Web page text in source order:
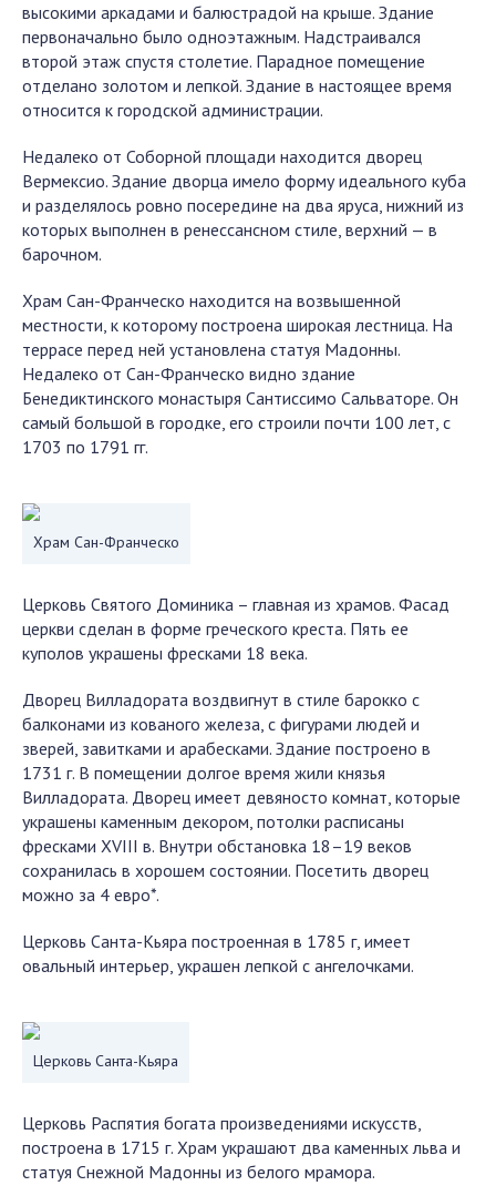
высокими аркадами и балюстрадой на крыше. Здание
первоначально было одноэтажным. Надстраивался
второй этаж спустя столетие. Парадное помещение
отделано золотом и лепкой. Здание в настоящее время
относится к городской администрации.
Недалеко от Соборной площади находится дворец
Вермексио. Здание дворца имело форму идеального куба
и разделялось ровно посередине на два яруса, нижний из
которых выполнен в ренессансном стиле, верхний — в
барочном.
Храм Сан-Франческо находится на возвышенной
местности, к которому построена широкая лестница. На
террасе перед ней установлена статуя Мадонны.
Недалеко от Сан-Франческо видно здание
Бенедиктинского монастыря Сантиссимо Сальваторе. Он
самый большой в городке, его строили почти 100 лет, с
1703 по 1791 гг.
Храм Сан-Франческо
Церковь Святого Доминика – главная из храмов. Фасад
церкви сделан в форме греческого креста. Пять ее
куполов украшены фресками 18 века.
Дворец Вилладората воздвигнут в стиле барокко с
балконами из кованого железа, с фигурами людей и
зверей, завитками и арабесками. Здание построено в
1731 г. В помещении долгое время жили князья
Вилладората. Дворец имеет девяносто комнат, которые
украшены каменным декором, потолки расписаны
фресками XVIII в. Внутри обстановка 18–19 веков
сохранилась в хорошем состоянии. Посетить дворец
можно за 4 евро*.
Церковь Санта-Кьяра построенная в 1785 г, имеет
овальный интерьер, украшен лепкой с ангелочками.
Церковь Санта-Кьяра
Церковь Распятия богата произведениями искусств,
построена в 1715 г. Храм украшают два каменных льва и
статуя Снежной Мадонны из белого мрамора.